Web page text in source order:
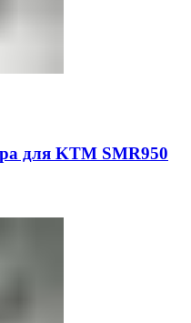
для KTM SMR950